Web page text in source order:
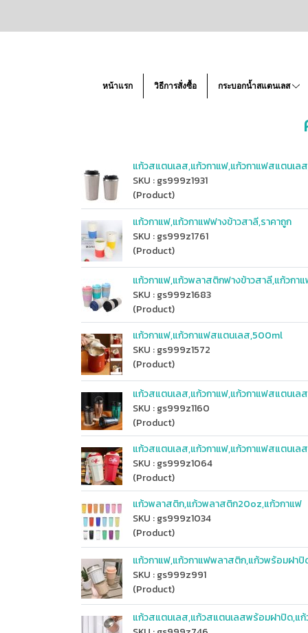
หน้าแรก วิธีการสั่งซื้อ กระบอกน้ำสแตนเลส
แก้วสแตนเลส,แก้วกาแฟ,แก้วกาแฟสแตนเ
SKU : gs999z1931
(Product)
แก้วกาแฟ,แก้วกาแฟฟางข้าวสาลี,ราคาถูก
SKU : gs999z1761
(Product)
แก้วกาแฟ,แก้วพลาสติกฟางข้าวสาลี,แก้วกา
SKU : gs999z1683
(Product)
แก้วกาแฟ,แก้วกาแฟสแตนเลส,500ml
SKU : gs999z1572
(Product)
แก้วสแตนเลส,แก้วกาแฟ,แก้วกาแฟสแตนเ
SKU : gs999z1160
(Product)
แก้วสแตนเลส,แก้วกาแฟ,แก้วกาแฟสแตนเ
SKU : gs999z1064
(Product)
แก้วพลาสติก,แก้วพลาสติก20oz,แก้วกาแฟ
SKU : gs999z1034
(Product)
แก้วกาแฟ,แก้วกาแฟพลาสติก,แก้วพร้อมฝาปิ
SKU : gs999z991
(Product)
แก้วสแตนเลส,แก้วสแตนเลสพร้อมฝาปิด,แ